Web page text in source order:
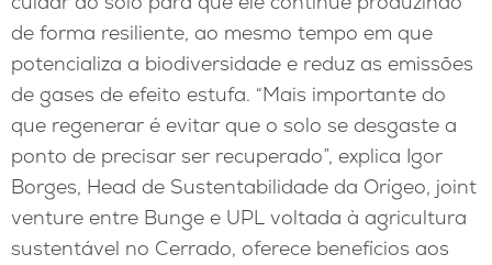
de forma resiliente, ao mesmo tempo em que
potencializa a biodiversidade e reduz as emissões
de gases de efeito estufa. “Mais importante do
que regenerar é evitar que o solo se desgaste a
ponto de precisar ser recuperado”, explica Igor
Borges, Head de Sustentabilidade da Orígeo, joint
venture entre Bunge e UPL voltada à agricultura
sustentável no Cerrado, oferece benefícios aos